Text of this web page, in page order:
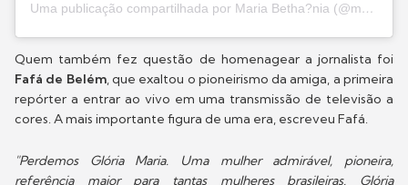
Uma publicação compartilhada por Maria Betha?nia (@mariabethaniaoficial)
Quem também fez questão de homenagear a jornalista foi
Fafá de Belém, que exaltou o pioneirismo da amiga, a primeira
repórter a entrar ao vivo em uma transmissão de televisão a
cores. A mais importante figura de uma era, escreveu Fafá.
"Perdemos Glória Maria. Uma mulher admirável, pioneira,
referência maior para tantas mulheres brasileiras. Glória